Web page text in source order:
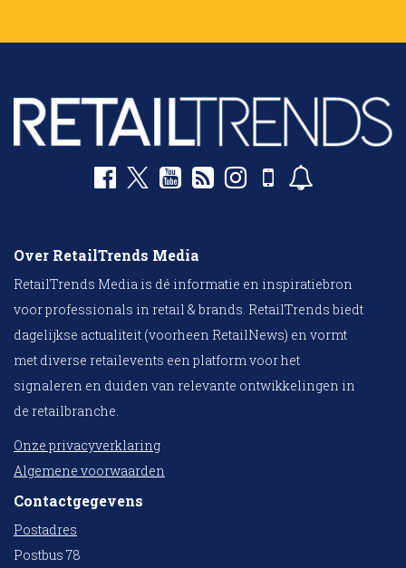
Over RetailTrends Media
RetailTrends Media is dé informatie en inspiratiebron
voor professionals in retail & brands. RetailTrends biedt
dagelijkse actualiteit (voorheen RetailNews) en vormt
met diverse retailevents een platform voor het
signaleren en duiden van relevante ontwikkelingen in
de retailbranche.
Onze privacyverklaring
Algemene voorwaarden
Contactgegevens
Postadres
Postbus 78